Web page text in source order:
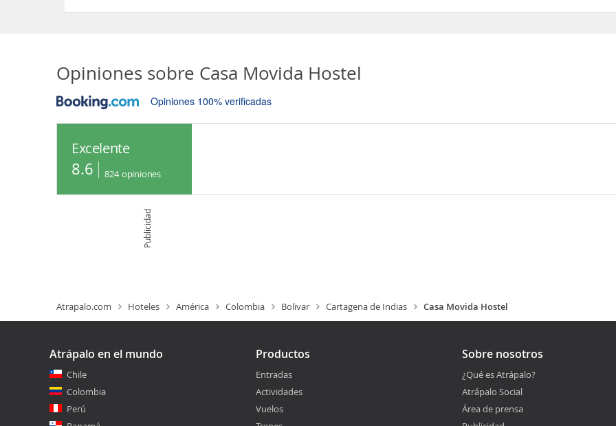
Opiniones sobre Casa Movida Hostel
Opiniones 100% verificadas
Excelente
8.6 824 opiniones
Publicidad
Atrapalo.com Hoteles América Colombia Bolivar Cartagena de Indias Casa Movida Hostel
Atrápalo en el mundo
Chile
Colombia
Perú
Productos
Entradas
Actividades
Vuelos
Sobre nosotros
¿Qué es Atrápalo?
Atrápalo Social
Área de prensa